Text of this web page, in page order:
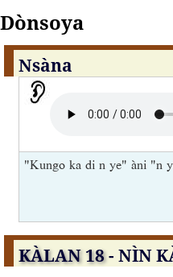
Dònsoya
Nsàna
"Kungo ka di n ye" àni "n
KÀLAN 18- NÌN